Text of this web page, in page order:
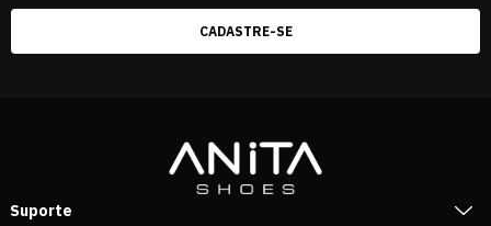
Suporte